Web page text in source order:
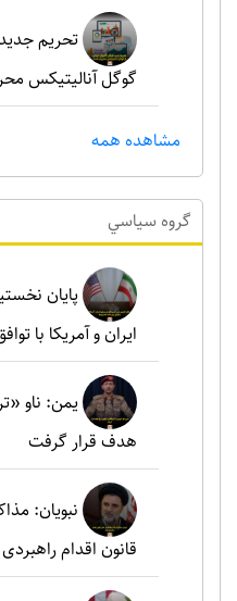
تحریم جدید
گوگل آنالیتیکس
مشاهده همه
گروه سياسي
پایان
ایران و آمریکا با
یمن: ناو
هدف قرار گرفت
نبویان:
قانون اقدام